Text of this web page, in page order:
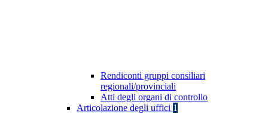
Rendiconti gruppi consiliari
regionali/provinciali
Atti degli organi di controllo
Articolazione degli uffici 1